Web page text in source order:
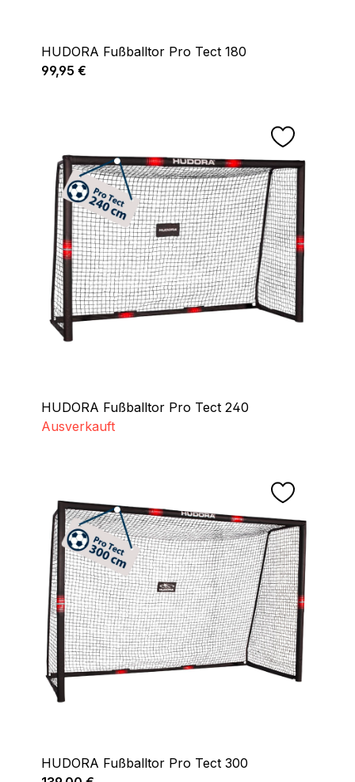
HUDORA Fußballtor Pro Tect 180
Regulärer Preis:
99,95 €
HUDORA Fußballtor Pro Tect 240
Ausverkauft
HUDORA Fußballtor Pro Tect 300